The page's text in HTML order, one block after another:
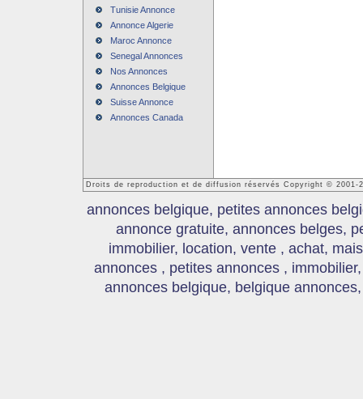
Tunisie Annonce
Annonce Algerie
Maroc Annonce
Senegal Annonces
Nos Annonces
Annonces Belgique
Suisse Annonce
Annonces Canada
Droits de reproduction et de diffusion réservés Copyright © 2001-
annonces belgique, petites annonces
annonce gratuite, annonces belges,
immobilier, location, vente , achat,
annonces , petites annonces ,
annonces belgique, belgique